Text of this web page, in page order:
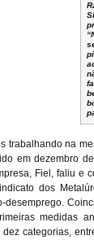
trabalhando na
em dezembro
Fiel, faliu e
dos
desemprego.
medidas
categorias,